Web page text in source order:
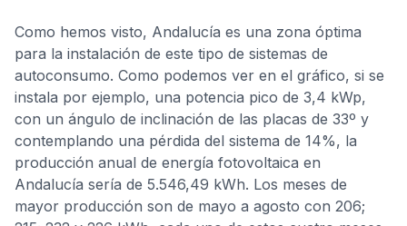
Como hemos visto, Andalucía es una zona óptima
para la instalación de este tipo de sistemas de
autoconsumo. Como podemos ver en el gráfico, si se
instala por ejemplo, una potencia pico de 3,4 kWp,
con un ángulo de inclinación de las placas de 33º y
contemplando una pérdida del sistema de 14%, la
producción anual de energía fotovoltaica en
Andalucía sería de 5.546,49 kWh. Los meses de
mayor producción son de mayo a agosto con 206;